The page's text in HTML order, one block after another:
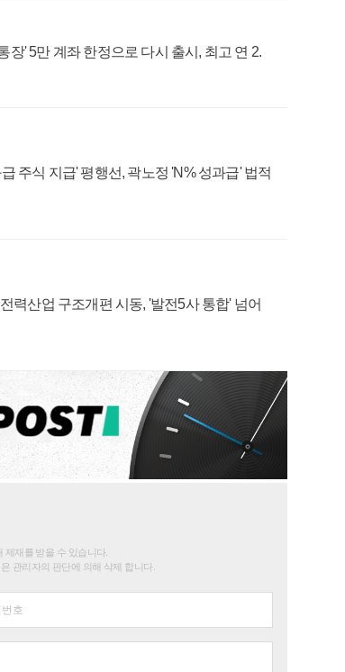
장' 5만 계좌 한정으로 다시 출시, 최고 연 2.
주식 지급' 평행선, 곽노정 'N% 성과급' 법적
력산업 구조개편 시동, '발전5사 통합' 넘어
재를 받을 수 있습니다.
관리자의 판단에 의해 삭제 합니다.